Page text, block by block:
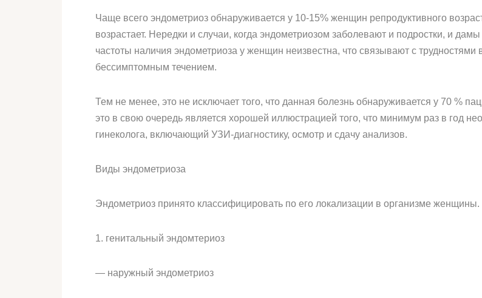
Чаще всего эндометриоз обнаруживается у 10-15% женщин репродуктивного
возрастает. Нередки и случаи, когда эндометриозом заболевают и подростки, и
частоты наличия эндометриоза у женщин неизвестна, что связывают с трудностями
бессимптомным течением.
Тем не менее, это не исключает того, что данная болезнь обнаруживается у 70 %
это в свою очередь является хорошей иллюстрацией того, что минимум раз в год
гинеколога, включающий УЗИ-диагностику, осмотр и сдачу анализов.
Виды эндометриоза
Эндометриоз принято классифицировать по его локализации в организме
1. генитальный эндомтериоз
— наружный эндометриоз